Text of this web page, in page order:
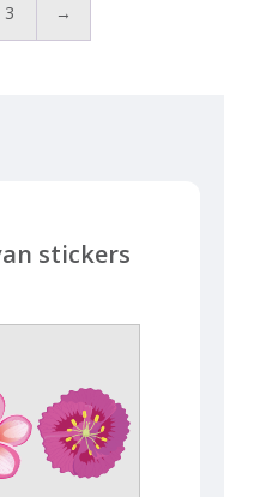
3 →
stickers